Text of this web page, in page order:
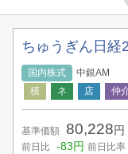
ちゅうぎん日経
国内株式 中銀AM
基準価額 80,228 円
前日比 -83円 前日比率